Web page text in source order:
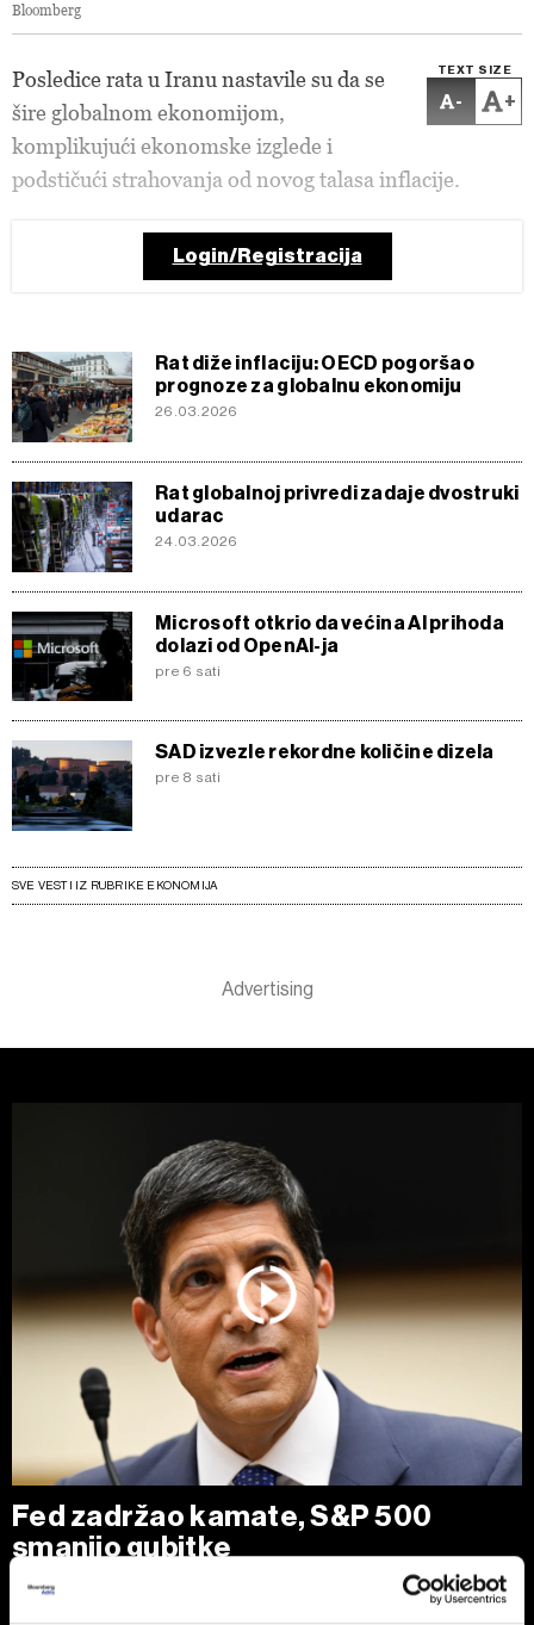
Bloomberg
TEXT SIZE
- +
Posledice rata u Iranu nastavile su da se
šire globalnom ekonomijom,
komplikujući ekonomske izglede i
podstičući strahovanja od novog talasa inflacije.
Login/Registracija
Rat diže inflaciju: OECD pogoršao
prognoze za globalnu ekonomiju
26.03.2026
Rat globalnoj privredi zadaje dvostruki
udarac
24.03.2026
Microsoft otkrio da većina AI prihoda
dolazi od OpenAI-ja
pre 6 sati
SAD izvezle rekordne količine dizela
pre 8 sati
SVE VESTI IZ RUBRIKE EKONOMIJA
Fed zadržao kamate, S&P 500
smanjio gubitke
Zvaničnici Federalnih rezervi (Fed) ostavili su kamatne
stope nepromenjenim, ali neujednačeno glasanje pokazalo